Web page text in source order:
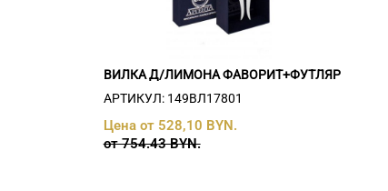
ВИЛКА Д/ЛИМОНА ФАВОРИТ+ФУТЛЯР
АРТИКУЛ: 149ВЛ17801
Цена от 528,10 BYN.
от 754.43 BYN.